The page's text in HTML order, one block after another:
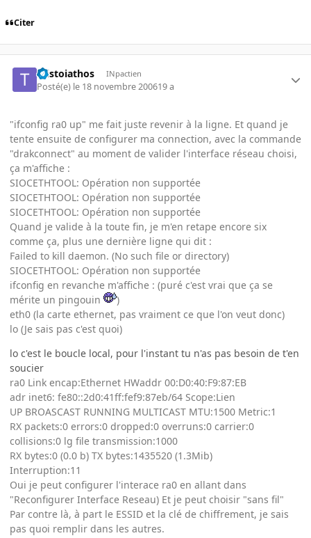
Citer
taistoiathos INpactien
Posté(e) le 18 novembre 200619 a
"ifconfig ra0 up" me fait juste revenir à la ligne. Et quand je
tente ensuite de configurer ma connection, avec la commande
"drakconnect" au moment de valider l'interface réseau choisi,
ça m'affiche :
SIOCETHTOOL: Opération non supportée
SIOCETHTOOL: Opération non supportée
SIOCETHTOOL: Opération non supportée
Quand je valide à la toute fin, je m'en retape encore six
comme ça, plus une dernière ligne qui dit :
Failed to kill daemon. (No such file or directory)
SIOCETHTOOL: Opération non supportée
ifconfig en revanche m'affiche : (puré c'est vrai que ça se
mérite un pingouin
)
eth0 (la carte ethernet, pas vraiment ce que l'on veut donc)
lo (Je sais pas c'est quoi)
lo c'est le boucle local, pour l'instant tu n'as pas besoin de t'en
soucier
ra0 Link encap:Ethernet HWaddr 00:D0:40:F9:87:EB
adr inet6: fe80::2d0:41ff:fef9:87eb/64 Scope:Lien
UP BROASCAST RUNNING MULTICAST MTU:1500 Metric:1
RX packets:0 errors:0 dropped:0 overruns:0 carrier:0
collisions:0 lg file transmission:1000
RX bytes:0 (0.0 b) TX bytes:1435520 (1.3Mib)
Interruption:11
Oui je peut configurer l'interace ra0 en allant dans
"Reconfigurer Interface Reseau) Et je peut choisir "sans fil"
Par contre là, à part le ESSID et la clé de chiffrement, je sais
pas quoi remplir dans les autres.